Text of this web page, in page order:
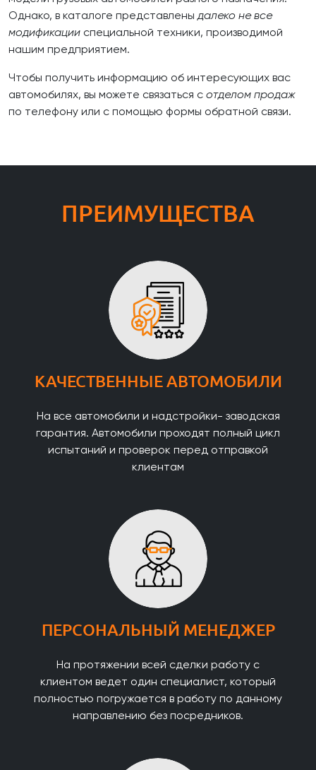
Однако, в каталоге представленыдалеко не все
модификации специальной техники, производимой
нашим предприятием.
Чтобы получить информацию об интересующих вас
автомобилях, вы можете связаться с отделом продаж
по телефону или с помощью формы обратной связи.
ПРЕИМУЩЕСТВА
КАЧЕСТВЕННЫЕ АВТОМОБИЛИ
На все автомобили и надстройки- заводская
гарантия. Автомобили проходят полный цикл
испытаний и проверок перед отправкой
клиентам
ПЕРСОНАЛЬНЫЙ МЕНЕДЖЕР
На протяжении всей сделки работу с
клиентом ведет один специалист, который
полностью погружается в работу по данному
направлению без посредников.